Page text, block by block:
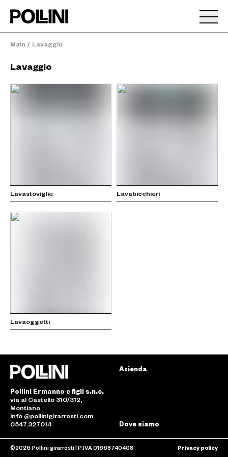
Main / Lavaggio
Lavaggio
Lavastoviglie Lavabicchieri
Lavaoggetti
Pollini Ermanno e figli s.n.c.
via al Castello 310/312,
Montiano
info @pollinigirarrosti.com
0547.327014
Azienda
Dove siamo
©2026 Pollini girarrosti | P.IVA 01668740408 Privacy policy